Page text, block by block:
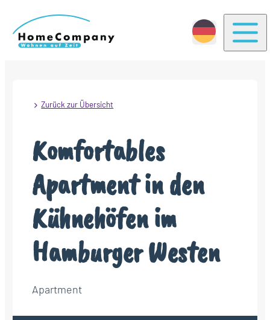
Zurück zur Übersicht
Komfortables
Apartment in den
Kühnehöfen im
Hamburger Westen
Apartment